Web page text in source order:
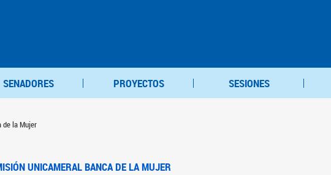
SENADORES PROYECTOS SESIONES
de la Mujer
UNICAMERAL BANCA DE LA MUJER